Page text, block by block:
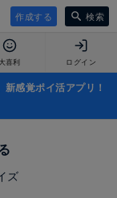
作成する 検索
喜利 ログイン
感覚ポイ活アプリ！
ズ